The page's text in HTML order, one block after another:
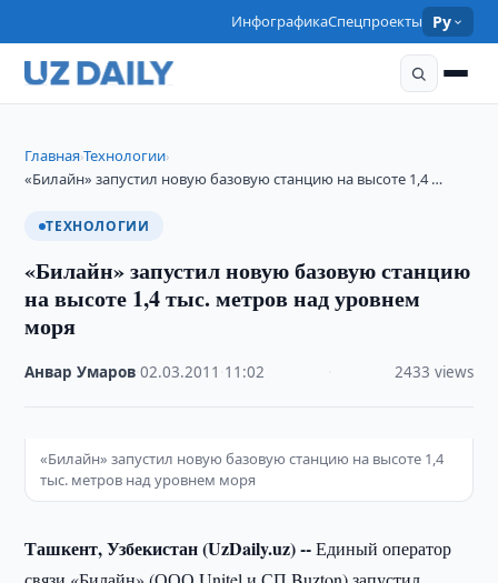
ИнфографикаСпецпроекты Ру
Главная›Технологии›
«Билайн» запустил новую базовую станцию на высоте 1,4 …
ТЕХНОЛОГИИ
«Билайн» запустил новую базовую станцию
на высоте 1,4 тыс. метров над уровнем
моря
Анвар Умаров ·02.03.2011 11:02 2433 views
«Билайн» запустил новую базовую станцию на высоте 1,4
тыс. метров над уровнем моря
Ташкент, Узбекистан (UzDaily.uz) --Единый оператор